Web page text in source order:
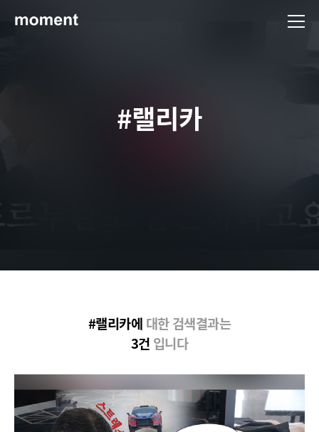
#랠리카
#랠리카에 대한 검색결과는
3건 입니다